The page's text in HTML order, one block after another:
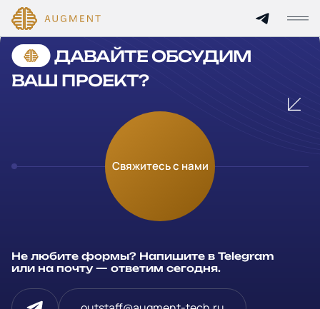
Главная
Технологии и цены
Услуги
Cannot find 'services' template with page 'detail'
ДАВАЙТЕ ОБСУДИМ
ВАШ ПРОЕКТ?
Свяжитесь с нами
Не любите формы? Напишите в Telegram
или на почту — ответим сегодня.
Оставьте заявку
Заполните и отправьте данные и мы свяжемся с вами в
течение рабочего дня
Компания